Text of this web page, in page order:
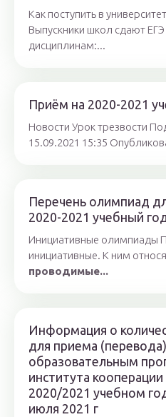
Как поступить в
Выпускники школ сдают
дисциплинам:...
Приём на 2020-2021
Новости Урок трезвости
15.09.2021 15:35
Перечень олимпиад
2020-2021 учебный
Инициативные олимпиады
инициативные. К ним
проводимые...
Информация о
для приема
образовательным
института
2020/2021 учебном
июля 2021 г